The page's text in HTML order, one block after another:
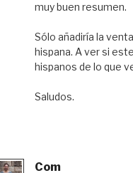
muy buen resumen.
Sólo añadiría la
hispana. A ver si
hispanos de lo que
Saludos.
Com